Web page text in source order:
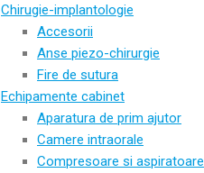
Chirugie-implantologie
Accesorii
Anse piezo-chirurgie
Fire de sutura
Echipamente cabinet
Aparatura de prim ajutor
Camere intraorale
Compresoare si aspiratoare